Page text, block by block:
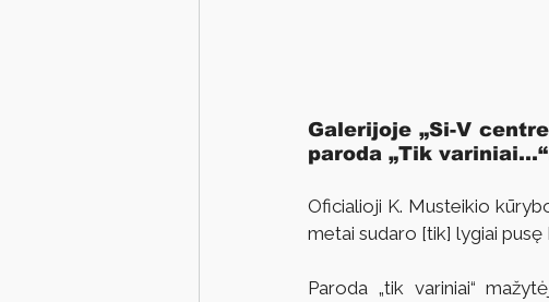
Galerijoje „Si-V
paroda „Tik
Oficialioji K. Musteikio
metai sudaro [tik] lygiai
Paroda „tik variniai“